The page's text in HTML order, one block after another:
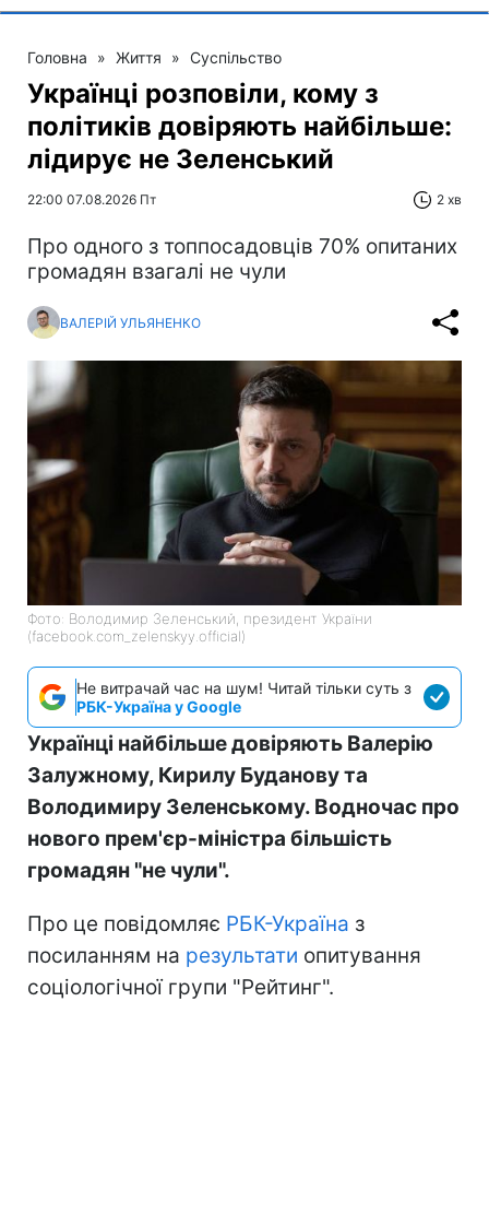
Головна » Життя » Суспільство
Українці розповіли, кому з
політиків довіряють найбільше:
лідирує не Зеленський
22:00 07.08.2026 Пт 2 хв
Про одного з топпосадовців 70% опитаних
громадян взагалі не чули
ВАЛЕРІЙ УЛЬЯНЕНКО
Фото: Володимир Зеленський, президент України
(facebook.com_zelenskyy.official)
Не витрачай час на шум! Читай тільки суть з
РБК-Україна у Google
Українці найбільше довіряють Валерію
Залужному, Кирилу Буданову та
Володимиру Зеленському. Водночас про
нового прем'єр-міністра більшість
громадян "не чули".
Про це повідомляє РБК-Україна з
посиланням на результати опитування
соціологічної групи "Рейтинг".